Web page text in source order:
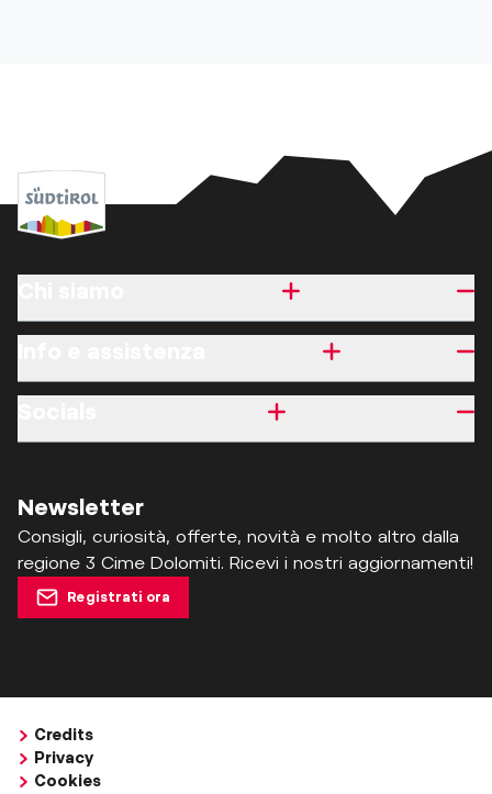
Newsletter
Consigli, curiosità, offerte, novità e molto altro dalla
regione 3 Cime Dolomiti. Ricevi i nostri aggiornamenti!
Registrati ora
Credits
Privacy
Cookies